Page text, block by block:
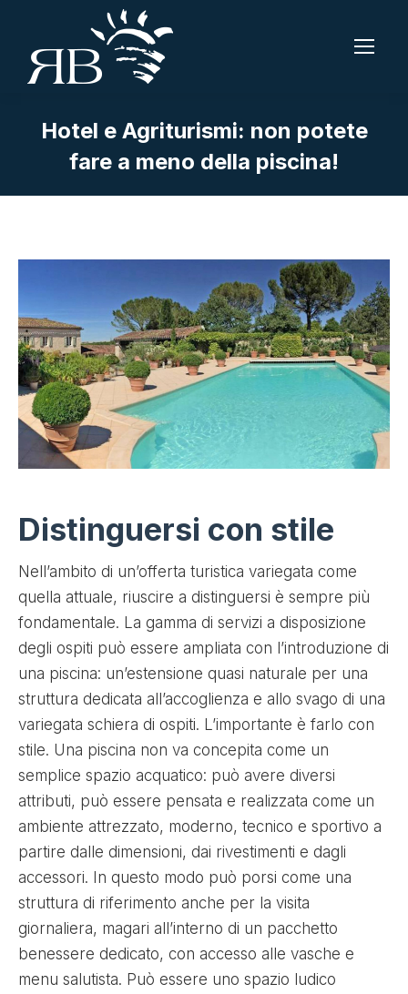
Hotel e Agriturismi: non potete
fare a meno della piscina!
Distinguersi con stile
Nell’ambito di un’offerta turistica variegata come
quella attuale, riuscire a distinguersi è sempre più
fondamentale. La gamma di servizi a disposizione
degli ospiti può essere ampliata con l’introduzione di
una piscina: un’estensione quasi naturale per una
struttura dedicata all’accoglienza e allo svago di una
variegata schiera di ospiti. L’importante è farlo con
stile. Una piscina non va concepita come un
semplice spazio acquatico: può avere diversi
attributi, può essere pensata e realizzata come un
ambiente attrezzato, moderno, tecnico e sportivo a
partire dalle dimensioni, dai rivestimenti e dagli
accessori. In questo modo può porsi come una
struttura di riferimento anche per la visita
giornaliera, magari all’interno di un pacchetto
benessere dedicato, con accesso alle vasche e
menu salutista. Può essere uno spazio ludico